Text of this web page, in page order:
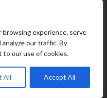
browsing experience, serve
our traffic. By
to our use of cookies.
All Accept All
SERVICE APARTMENTS DELHI